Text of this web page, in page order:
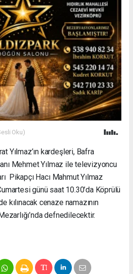
Oku)
Yılmaz’ın kardeşleri, Bafra
Mehmet Yılmaz ile televizyoncu
Pikapçı Hacı Mahmut Yılmaz
günü saat 10.30’da Köprülü
kılınacak cenaze namazının
defnedilecektir.